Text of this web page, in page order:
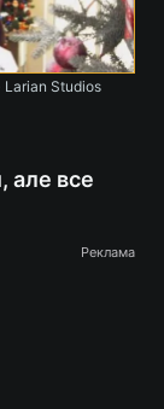
Larian Studios
але все
Реклама